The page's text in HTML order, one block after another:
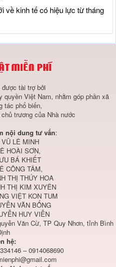
về kinh tế có hiệu lực từ tháng
được tài trợ bởi
Việt Nam, nhằm góp phần xã
tác phổ biến,
trương của Nhà nước
nội dung tư vấn:
LÊ MINH
HOÀI SƠN,
BÁ KHIẾT
CÔNG TÂM,
THỊ THÚY HOA
THỊ KIM XUYÊN
VIỆT KON TUM
VĂN BỔNG
HUY VIỄN
Văn Cừ, TP Quy Nhơn, tỉnh Bình
hệ:
– 0914068690